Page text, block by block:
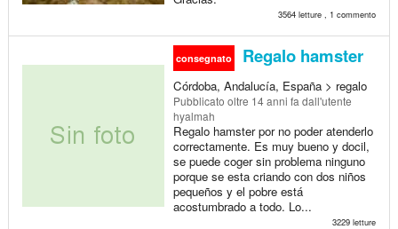
3564 letture , 1 commento
consegnato Regalo hamster
Córdoba, Andalucía, España > regalo
Pubblicato oltre 14 anni fa dall'utente
hyalmah
Regalo hamster por no poder atenderlo
correctamente. Es muy bueno y docil,
se puede coger sin problema ninguno
porque se esta criando con dos niños
pequeños y el pobre está
acostumbrado a todo. Lo...
3229 letture